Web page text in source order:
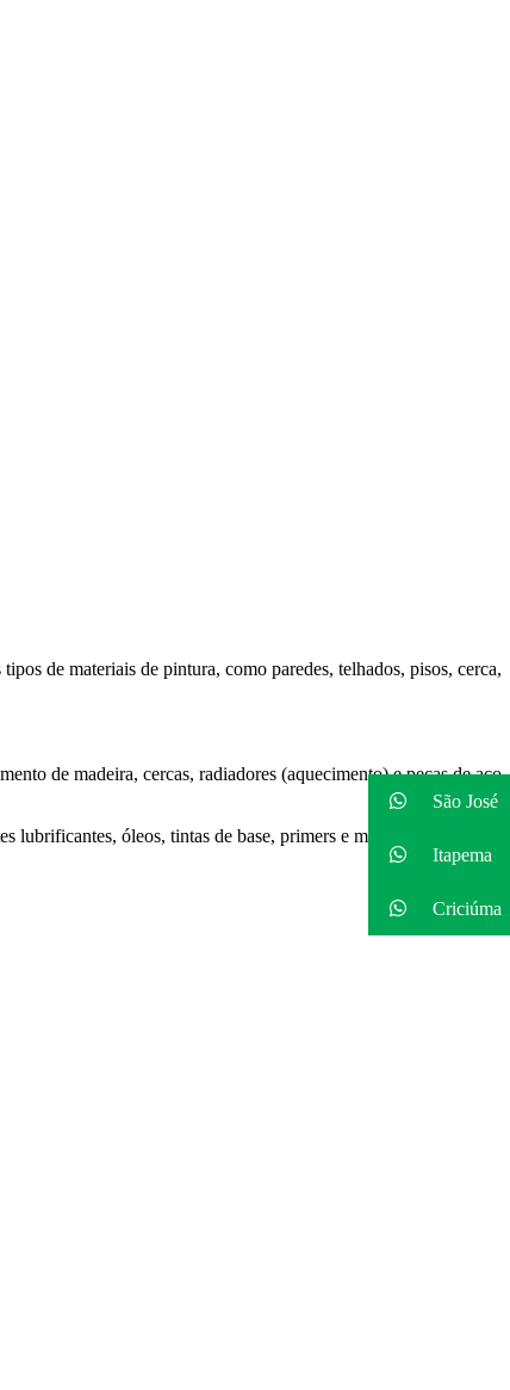
de materiais de pintura, como paredes, telhados, pisos, cerca,
de madeira, cercas, radiadores (aquecimento) e peças de aço.
óleos, tintas de base, primers e massas de aparelhar.
São José
Itapema
Criciúma